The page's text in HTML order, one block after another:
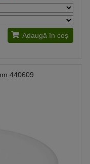
Adaugă în coș
440609